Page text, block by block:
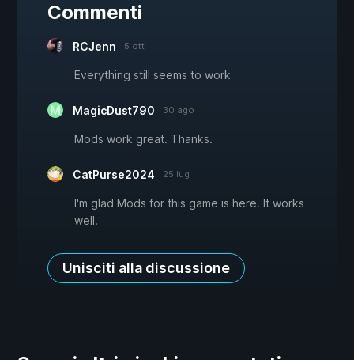
Commenti
RCJenn 5 ott
Everything still seems to work
MagicDust790 30 ago
Mods work great. Thanks.
CatPurse2024 25 lug
I'm glad Mods for this game is here. It works
well.
Unisciti alla discussione